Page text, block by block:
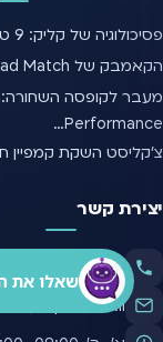
פסיכולוגיה של קליק: 9 טכניקות מבוססות מדע לכתיבת…
הקאמבק של Broad Match: איך לרתום את העוצמה…
מעבר לקופסה השחורה:
Performance…
צ'קליסט השקת קמפיין חדש: 20 דברים
יצירת קשר
072-3934401
שאלו את